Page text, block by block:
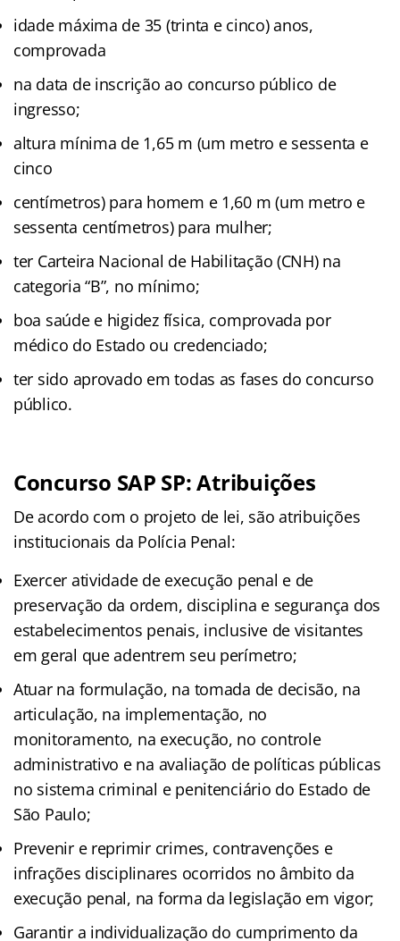
idade máxima de 35 (trinta e cinco) anos,
comprovada
na data de inscrição ao concurso público de
ingresso;
altura mínima de 1,65 m (um metro e sessenta e
cinco
centímetros) para homem e 1,60 m (um metro e
sessenta centímetros) para mulher;
ter Carteira Nacional de Habilitação (CNH) na
categoria “B”, no mínimo;
boa saúde e higidez física, comprovada por
médico do Estado ou credenciado;
ter sido aprovado em todas as fases do concurso
público.
Concurso SAP SP: Atribuições
De acordo com o projeto de lei, são atribuições
institucionais da Polícia Penal:
Exercer atividade de execução penal e de
preservação da ordem, disciplina e segurança dos
estabelecimentos penais, inclusive de visitantes
em geral que adentrem seu perímetro;
Atuar na formulação, na tomada de decisão, na
articulação, na implementação, no
monitoramento, na execução, no controle
administrativo e na avaliação de políticas públicas
no sistema criminal e penitenciário do Estado de
São Paulo;
Prevenir e reprimir crimes, contravenções e
infrações disciplinares ocorridos no âmbito da
execução penal, na forma da legislação em vigor;
Garantir a individualização do cumprimento da